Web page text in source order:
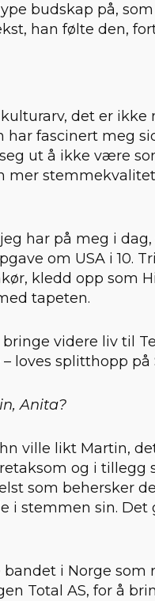
budskap på,
han følte den,
det er ikke
har fascinert meg
ut å ikke være
mer
har på meg i
om USA i 10.
kledd opp som
tapeten.
videre liv til
loves splitthopp på
Anita?
ville likt Martin,
og i tillegg
som behersker
i stemmen sin. Det
i Norge som
Total AS, for å